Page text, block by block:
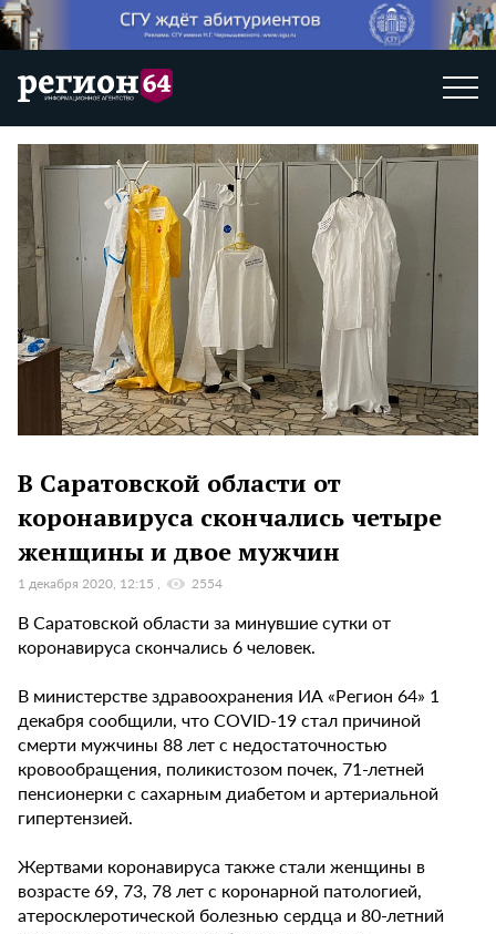
В Саратовской области от
коронавируса скончались четыре
женщины и двое мужчин
1 декабря 2020, 12:15 2554
В Саратовской области за минувшие сутки от
коронавируса скончались 6 человек.
В министерстве здравоохранения ИА «Регион 64» 1
декабря сообщили, что COVID-19 стал причиной
смерти мужчины 88 лет с недостаточностью
кровообращения, поликистозом почек, 71-летней
пенсионерки с сахарным диабетом и артериальной
гипертензией.
Жертвами коронавируса также стали женщины в
возрасте 69, 73, 78 лет с коронарной патологией,
атеросклеротической болезнью сердца и 80-летний